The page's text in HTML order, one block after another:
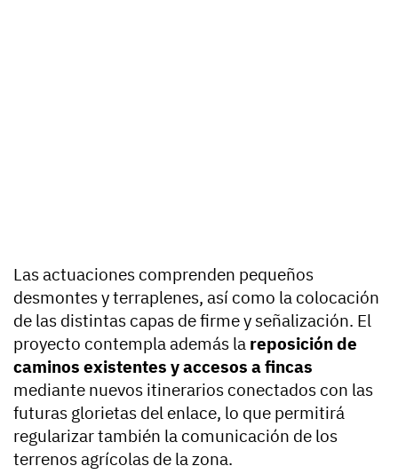
Las actuaciones comprenden pequeños
desmontes y terraplenes, así como la colocación
de las distintas capas de firme y señalización. El
proyecto contempla además la reposición de
caminos existentes y accesos a fincas
mediante nuevos itinerarios conectados con las
futuras glorietas del enlace, lo que permitirá
regularizar también la comunicación de los
terrenos agrícolas de la zona.